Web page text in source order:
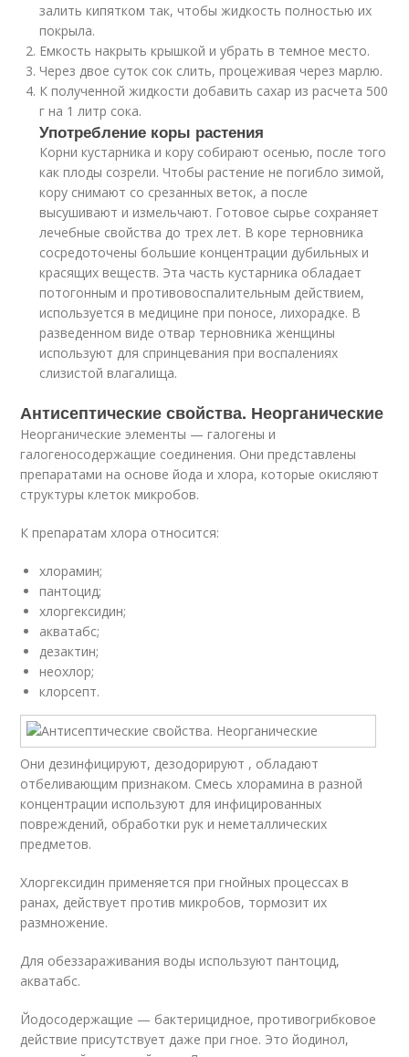
залить кипятком так, чтобы жидкость полностью их
покрыла.
Емкость накрыть крышкой и убрать в темное место.
Через двое суток сок слить, процеживая через марлю.
К полученной жидкости добавить сахар из расчета 500
г на 1 литр сока.
Употребление коры растения
Корни кустарника и кору собирают осенью, после того
как плоды созрели. Чтобы растение не погибло зимой,
кору снимают со срезанных веток, а после
высушивают и измельчают. Готовое сырье сохраняет
лечебные свойства до трех лет. В коре терновника
сосредоточены большие концентрации дубильных и
красящих веществ. Эта часть кустарника обладает
потогонным и противовоспалительным действием,
используется в медицине при поносе, лихорадке. В
разведенном виде отвар терновника женщины
используют для спринцевания при воспалениях
слизистой влагалища.
Антисептические свойства. Неорганические
Неорганические элементы — галогены и
галогеносодержащие соединения. Они представлены
препаратами на основе йода и хлора, которые окисляют
структуры клеток микробов.
К препаратам хлора относится:
хлорамин;
пантоцид;
хлоргексидин;
акватабс;
дезактин;
неохлор;
клорсепт.
Они дезинфицируют, дезодорируют , обладают
отбеливающим признаком. Смесь хлорамина в разной
концентрации используют для инфицированных
повреждений, обработки рук и неметаллических
предметов.
Хлоргексидин применяется при гнойных процессах в
ранах, действует против микробов, тормозит их
размножение.
Для обеззараживания воды используют пантоцид,
акватабс.
Йодосодержащие — бактерицидное, противогрибковое
действие присутствует даже при гное. Это йодинол,